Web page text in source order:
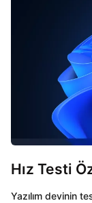
Hız Testi
Yazılım devinin